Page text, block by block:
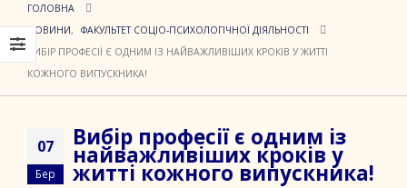
ГОЛОВНА
НОВИНИ,
ФАКУЛЬТЕТ СОЦІО-ПСИХОЛОГІЧНОЇ ДІЯЛЬНОСТІ
ВИБІР ПРОФЕСІЇ Є ОДНИМ ІЗ НАЙВАЖЛИВІШИХ КРОКІВ У ЖИТТІ
КОЖНОГО ВИПУСКНИКА!
07
Бер
Вибір професії є одним із
найважливіших кроків у
житті кожного випускника!